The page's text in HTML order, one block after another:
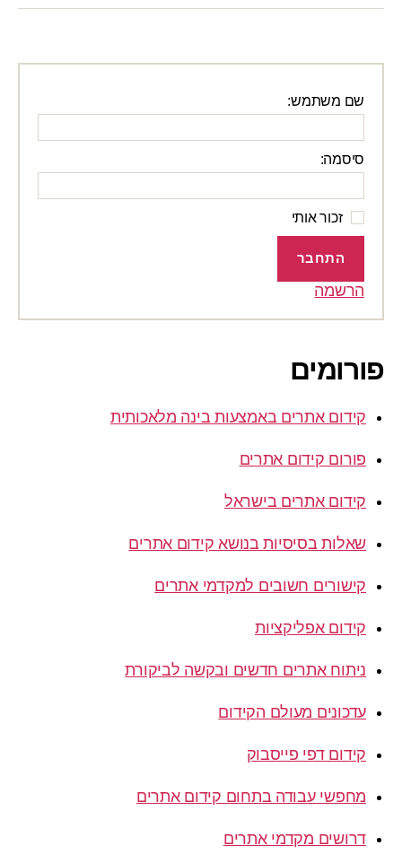
שם משתמש:
סיסמה:
זכור אותי
התחבר
הרשמה
פורומים
קידום אתרים באמצעות בינה מלאכותית
פורום קידום אתרים
קידום אתרים בישראל
שאלות בסיסיות בנושא קידום אתרים
קישורים חשובים למקדמי אתרים
קידום אפליקציות
ניתוח אתרים חדשים ובקשה לביקורת
עדכונים מעולם הקידום
קידום דפי פייסבוק
מחפשי עבודה בתחום קידום אתרים
דרושים מקדמי אתרים